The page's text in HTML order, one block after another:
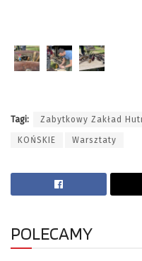
Tagi: Zabytkowy Zakład
KOŃSKIE Warsztaty
POLECAMY